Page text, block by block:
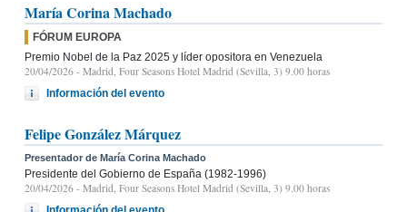
María Corina Machado
FÓRUM EUROPA
Premio Nobel de la Paz 2025 y líder opositora en Venezuela
20/04/2026 - Madrid, Four Seasons Hotel Madrid (Sevilla, 3) 9.00 horas
Información del evento
Felipe González Márquez
Presentador de María Corina Machado
Presidente del Gobierno de España (1982-1996)
20/04/2026 - Madrid, Four Seasons Hotel Madrid (Sevilla, 3) 9.00 horas
Información del evento